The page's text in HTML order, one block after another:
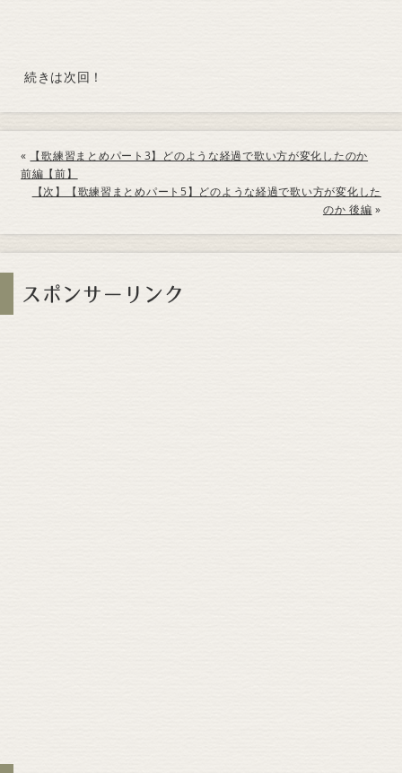
続きは次回！
«
【歌練習まとめパート3】どのような経過で歌い方が変化したのか
前編【前】
【次】【歌練習まとめパート5】どのような経過で歌い方が変化した
のか 後編 »
スポンサーリンク